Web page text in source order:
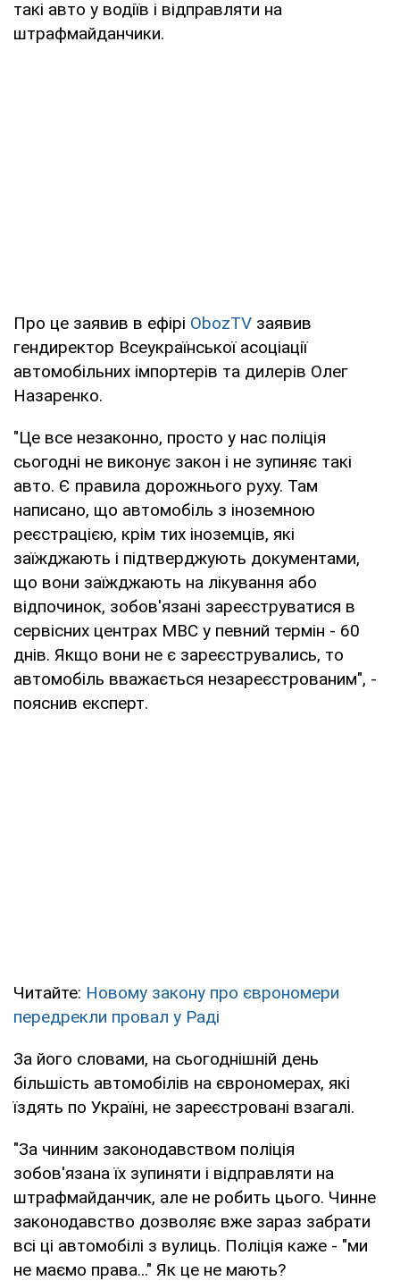
такі авто у водіїв і відправляти на
штрафмайданчики.
Про це заявив в ефірі ObozTV заявив
гендиректор Всеукраїнської асоціації
автомобільних імпортерів та дилерів Олег
Назаренко.
"Це все незаконно, просто у нас поліція
сьогодні не виконує закон і не зупиняє такі
авто. Є правила дорожнього руху. Там
написано, що автомобіль з іноземною
реєстрацією, крім тих іноземців, які
заїжджають і підтверджують документами,
що вони заїжджають на лікування або
відпочинок, зобов'язані зареєструватися в
сервісних центрах МВС у певний термін - 60
днів. Якщо вони не є зареєструвались, то
автомобіль вважається незареєстрованим", -
пояснив експерт.
Читайте: Новому закону про єврономери
передрекли провал у Раді
За його словами, на сьогоднішній день
більшість автомобілів на єврономерах, які
їздять по Україні, не зареєстровані взагалі.
"За чинним законодавством поліція
зобов'язана їх зупиняти і відправляти на
штрафмайданчик, але не робить цього. Чинне
законодавство дозволяє вже зараз забрати
всі ці автомобілі з вулиць. Поліція каже - "ми
не маємо права..." Як це не мають?